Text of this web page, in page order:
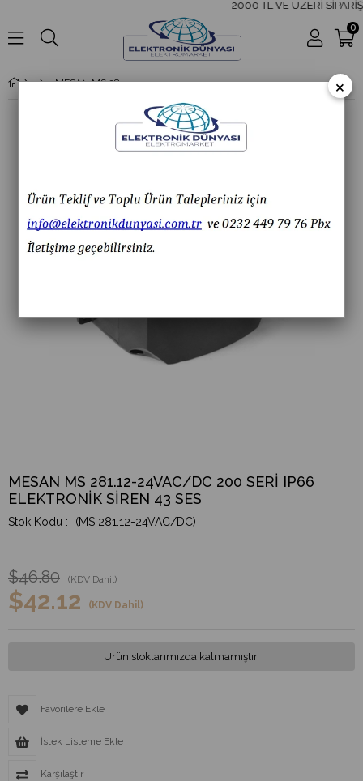
2000 TL VE ÜZERİ
0
MESAN MS 281.12-24VAC/DC 200 SERİ IP66 ELEKTRONİK SİREN 43 SES
MESAN MS 281.12-24VAC/DC 200 SERİ IP66
ELEKTRONİK SİREN 43 SES
(MS 281.12-24VAC/DC)
$46.80 (KDV Dahil)
$42.12 (KDV Dahil)
Ürün stoklarımızda kalmamıştır.
Favorilere Ekle
İstek Listeme Ekle
Karşılaştır
×